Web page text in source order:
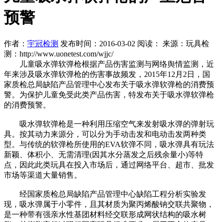
预警
作者： 宇冠检测 发布时间：2016-03-02 阅读：
来源：玩具检
测： http://www.uonetest.com/wjjc/
儿童吸水弹软弹枪根据产品伤害监测与网络舆情监测，近
年来涉及吸水弹软弹枪的伤害事故频发，2015年12月2日，国
家质检总局缺陷产品管理中心发布关于吸水弹软弹枪的消费预
警。为保护儿童免受此类产品伤害，特发布关于吸水弹软弹枪
的消费预警。
吸水弹软弹枪是一种利用压缩空气来发射吸水弹的弹射玩
具。按其动力来源分，可以分为手动击发和电动击发两种类
型。与传统的软弹枪所使用的EVA软弹不同，吸水弹具有玩法
新颖、体积小、无需清理(因其水分蒸发之后残余量小)等特
点，因此此类玩具在投入市场后，通过网络平台、超市、批发
市场等渠道大量销售。
经国家质检总局缺陷产品管理中心缺陷工程分析实验发
现，吸水弹属于小零件，且其材质为聚丙烯酸钠交联共聚物，
是一种带有强亲水性基团材料经交联形成网状结构的吸水树